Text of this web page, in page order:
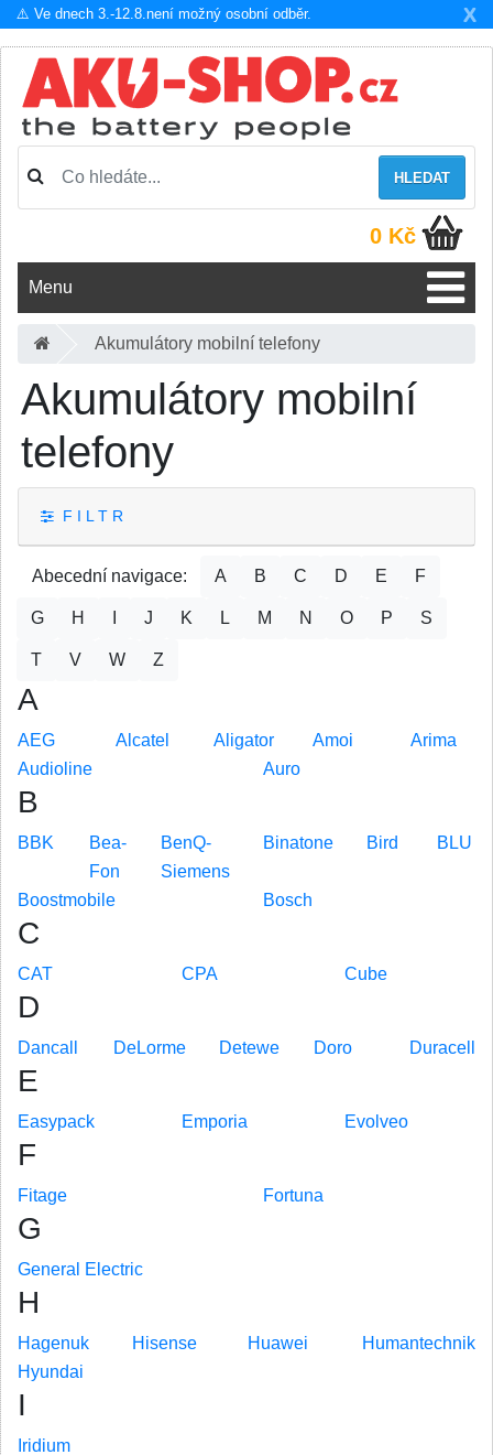
X
⚠️ Ve dnech 3.-12.8.není možný osobní odběr.
HLEDAT
0 Kč
Menu
Akumulátory mobilní telefony
Akumulátory mobilní
telefony
F I L T R
Abecední navigace: A B C D E F
G H J K L M N O P S
T V W Z
A
AEG Alcatel Aligator Amoi
Arima
Audioline
Auro
B
BBK
Bea-
Fon
BenQ-
Siemens
Binatone Bird BLU
Boostmobile Bosch
C
CAT CPA Cube
D
Dancall DeLorme Detewe Doro Duracell
E
Easypack Emporia Evolveo
F
Fitage Fortuna
G
General Electric
H
Hagenuk Hisense Huawei
Humantechnik
Hyundai
I
Iridium